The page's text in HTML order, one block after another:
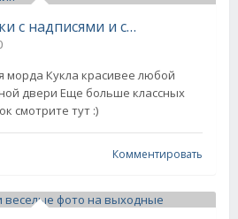
Зачетные картинки с надписями и смешные фото приколы для отличного настроения
морда Кукла красивее любой
двери Еще больше классных
смотрите тут :)
Комментировать